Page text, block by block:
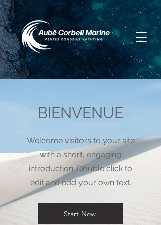
BIENVENUE
Welcome visitors to your site
with a short, engaging
introduction. Double click to
edit and add your own text.
Start Now